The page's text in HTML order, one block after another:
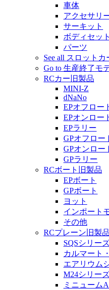
車体
アクセサリ
サーキット
ボディセット
パーツ
See all スロットカ
Go to 生産終了モ
RCカー旧製品
MINI-Z
dNaNo
EPオフロー
EPオンロー
EPラリー
GPオフロー
GPオンロー
GPラリー
RCボート旧製品
EPボート
GPボート
ヨット
インポート
その他
RCプレーン旧製品
SQSシリー
カルマート
エアリウム
M24シリー
ミニューム